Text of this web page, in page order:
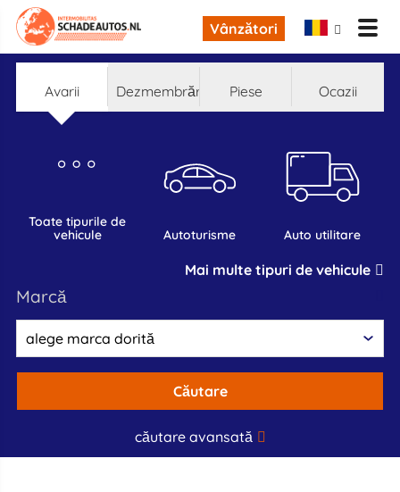
Vânzători
Avarii Dezmembrări Piese Ocazii
toate tipurile de
vehicule
autoturisme auto utilitare
Mai multe tipuri de vehicule
marcă
Căutare
căutare avansată